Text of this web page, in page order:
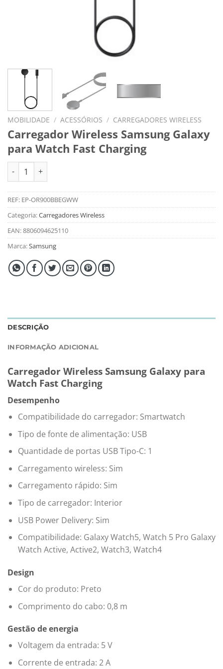
MOBILIDADE / ACESSÓRIOS / CARREGADORES WIRELESS
Carregador Wireless Samsung Galaxy
para Watch Fast Charging
Quantidade de Carregador Wireless Samsung Galaxy para
REF: EP-OR900BBEGWW
Categoria:Carregadores Wireless
EAN:8806094625110
Marca:Samsung
DESCRIÇÃO
INFORMAÇÃO ADICIONAL
Carregador Wireless Samsung Galaxy para
Watch Fast Charging
Desempenho
Compatibilidade do carregador: Smartwatch
Tipo de fonte de alimentação: USB
Quantidade de portas USB Tipo-C: 1
Carregamento wireless: Sim
Carregamento rápido: Sim
Tipo de carregador: Interior
USB Power Delivery: Sim
Compatibilidade: Galaxy Watch5, Watch 5 Pro Galaxy
Watch Active, Active2, Watch3, Watch4
Design
Cor do produto: Preto
Comprimento do cabo: 0,8 m
Gestão de energia
Voltagem da entrada: 5 V
Corrente de entrada: 2 A